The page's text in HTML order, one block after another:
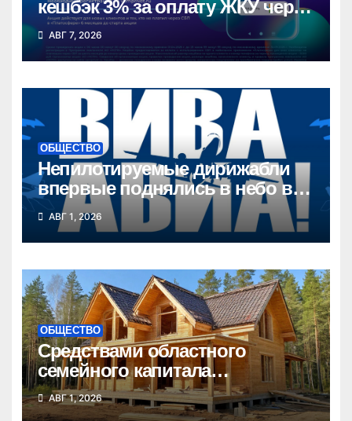
кешбэк 3% за оплату ЖКУ через
СБП в «Платосфере»
АВГ 7, 2026
ОБЩЕСТВО
Непилотируемые дирижабли
впервые поднялись в небо в
Новосибирской области
АВГ 1, 2026
ОБЩЕСТВО
Средствами областного
семейного капитала
воспользовались почти 50
тысяч семей
АВГ 1, 2026